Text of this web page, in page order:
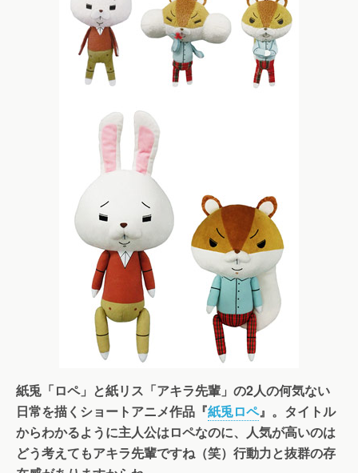
紙兎「ロペ」と紙リス「アキラ先輩」の2人の何気ない
日常を描くショートアニメ作品『紙兎ロペ』。タイトル
からわかるように主人公はロペなのに、人気が高いのは
どう考えてもアキラ先輩ですね（笑）行動力と抜群の存